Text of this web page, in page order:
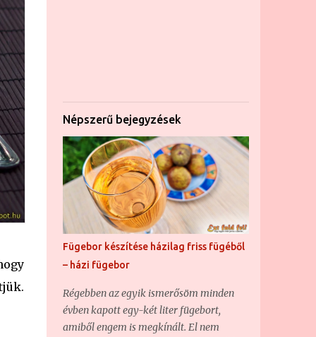
Népszerű bejegyzések
Fügebor készítése házilag friss fügéből
– házi fügebor
Régebben az egyik ismerősöm minden
évben kapott egy-két liter fügebort,
amiből engem is megkínált. El nem